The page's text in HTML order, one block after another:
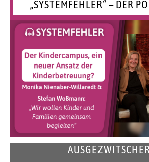
„SYSTEMFEHLER“ – DER